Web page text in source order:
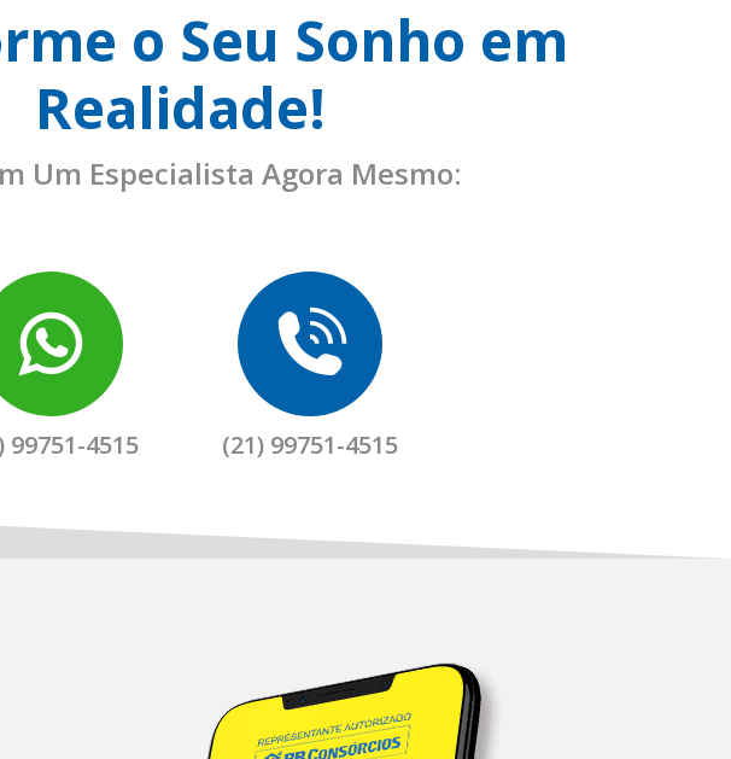
o Seu Sonho em
Realidade!
Um Especialista Agora Mesmo:
99751-4515 (21) 99751-4515